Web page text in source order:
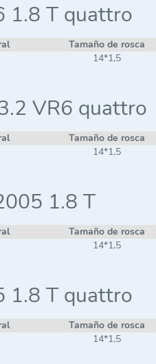
1.8 T quattro
Tamaño de rosca
14*1,5
VR6 quattro
Tamaño de rosca
14*1,5
1.8 T
Tamaño de rosca
14*1,5
1.8 T quattro
Tamaño de rosca
14*1,5